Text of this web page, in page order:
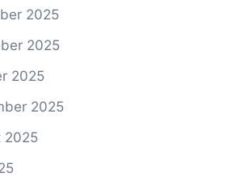
2025
2025
2025
2025
2025